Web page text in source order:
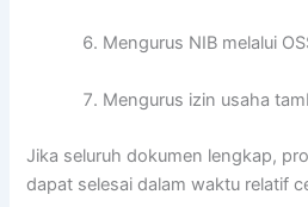
Mengurus NIB melalui
Mengurus izin usaha
Jika seluruh dokumen lengkap,
dapat selesai dalam waktu relatif